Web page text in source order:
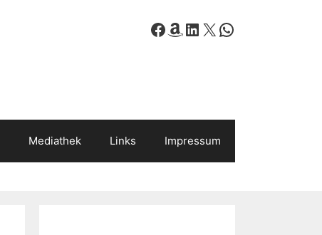
Facebook
Amazon
LinkedIn
X WhatsApp
Mediathek Links Impressum